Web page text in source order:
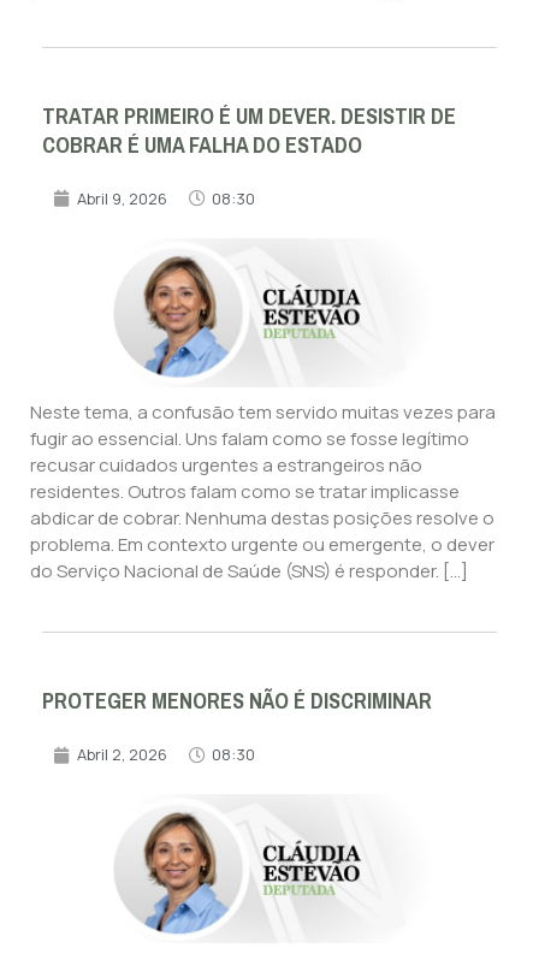
TRATAR PRIMEIRO É UM DEVER. DESISTIR DE
COBRAR É UMA FALHA DO ESTADO
Abril 9, 2026 08:30
Neste tema, a confusão tem servido muitas vezes para
fugir ao essencial. Uns falam como se fosse legítimo
recusar cuidados urgentes a estrangeiros não
residentes. Outros falam como se tratar implicasse
abdicar de cobrar. Nenhuma destas posições resolve o
problema. Em contexto urgente ou emergente, o dever
do Serviço Nacional de Saúde (SNS) é responder. […]
PROTEGER MENORES NÃO É DISCRIMINAR
Abril 2, 2026 08:30